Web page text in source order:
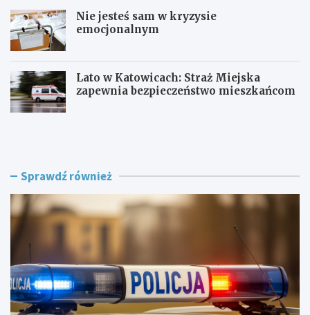
Nie jesteś sam w kryzysie
emocjonalnym
Lato w Katowicach: Straż Miejska
zapewnia bezpieczeństwo mieszkańcom
P
j
w
R
a
c
b
o
r
z
O
s
i
v
a
l
a
t
o
w
Sprawdź również